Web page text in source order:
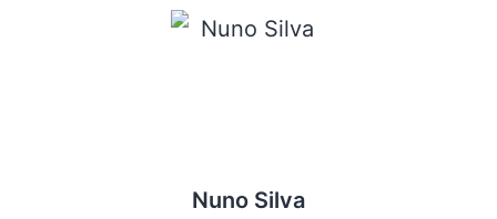
Nuno Silva